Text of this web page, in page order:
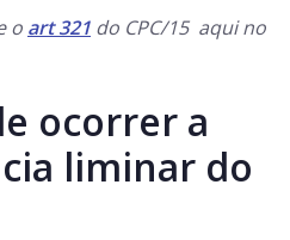
o art 321 do CPC/15 aqui no
ocorrer a
liminar do